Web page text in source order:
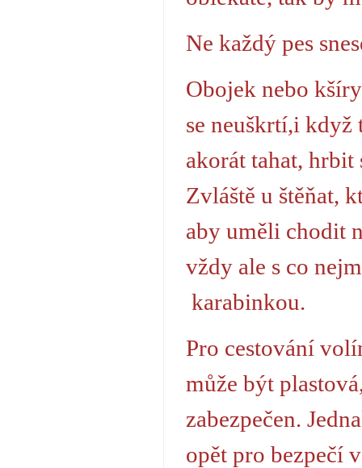
Ne každý pes
Obojek nebo
se neuškrtí,i když
akorát tahat,
Zvláště u štěňat,
aby uměli chodit
vždy ale s co
karabinkou.
Pro cestování
může být
zabezpečen.
opět pro bezpečí